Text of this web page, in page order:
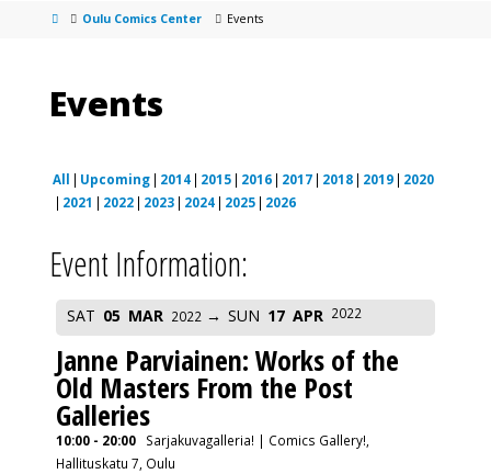
Oulu Comics Center Events
Events
All Upcoming 2014 2015 2016 2017 2018 2019
2020
2021
2022 2023 2024 2025 2026
Event Information:
SAT 05 MAR 2022 SUN 17 APR 2022
Janne Parviainen: Works of the
Old Masters From the Post
Galleries
10:00 - 20:00
Sarjakuvagalleria! | Comics Gallery!,
Hallituskatu 7, Oulu